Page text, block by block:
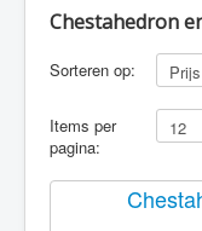
Chestahedron
Sorteren op:
Items per
pagina: